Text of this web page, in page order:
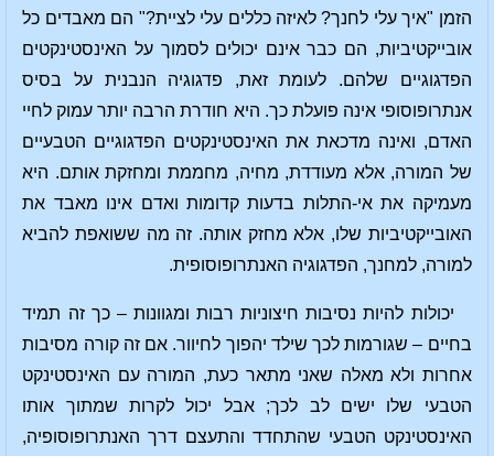
הזמן "איך עלי לחנך? לאיזה כללים עלי לציית?" הם מאבדים כל
אובייקטיביות, הם כבר אינם יכולים לסמוך על האינסטינקטים
הפדגוגיים שלהם. לעומת זאת, פדגוגיה הנבנית על בסיס
אנתרופוסופי אינה פועלת כך. היא חודרת הרבה יותר עמוק לחיי
האדם, ואינה מדכאת את האינסטינקטים הפדגוגיים הטבעיים
של המורה, אלא מעודדת, מחיה, מחממת ומחזקת אותם. היא
מעמיקה את אי-התלות בדעות קדומות ואדם אינו מאבד את
האובייקטיביות שלו, אלא מחזק אותה. זה מה ששואפת להביא
למורה, למחנך, הפדגוגיה האנתרופוסופית.
יכולות להיות נסיבות חיצוניות רבות ומגוונות – כך זה תמיד
בחיים – שגורמות לכך שילד יהפוך לחיוור. אם זה קורה מסיבות
אחרות ולא מאלה שאני מתאר כעת, המורה עם האינסטינקט
הטבעי שלו ישים לב לכך; אבל יכול לקרות שמתוך אותו
האינסטינקט הטבעי שהתחדד והתעצם דרך האנתרופוסופיה,